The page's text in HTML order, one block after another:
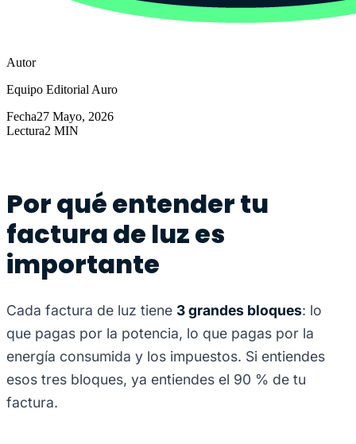
Autor
Equipo Editorial Auro
Fecha27 Mayo, 2026
Lectura2 MIN
Por qué entender tu
factura de luz es
importante
Cada factura de luz tiene 3 grandes bloques: lo
que pagas por la potencia, lo que pagas por la
energía consumida y los impuestos. Si entiendes
esos tres bloques, ya entiendes el 90 % de tu
factura.